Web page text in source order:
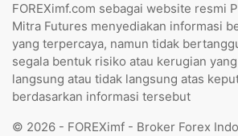
FOREXimf.com sebagai website resmi
Mitra Futures menyediakan informasi
yang terpercaya, namun tidak
segala bentuk risiko atau kerugian
langsung atau tidak langsung atas
berdasarkan informasi tersebut
© 2026 - FOREXimf - Broker Forex